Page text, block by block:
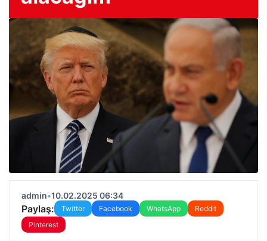
admin•10.02.2025 06:34
Paylaş: Twitter Facebook WhatsApp
Reddit
Pinterest